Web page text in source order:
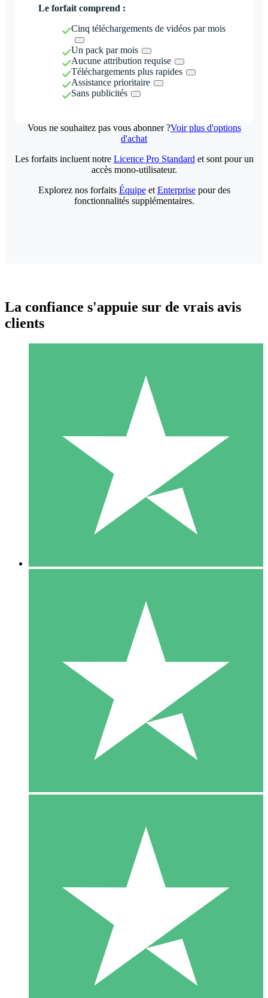
Le forfait comprend :
Cinq téléchargements de vidéos par mois
Un pack par mois
Aucune attribution requise
Téléchargements plus rapides
Assistance prioritaire
Sans publicités
Vous ne souhaitez pas vous abonner ?Voir plus d'options
d'achat
Packs de Crédits Individuels
Payez à l'utilisation avec des crédits de téléchargement. Sans
1 Téléchargement
10 00
10 Téléchargements
20 00
Les forfaits incluent notre Licence Pro Standard et sont pour un
accès mono-utilisateur.
Explorez nos forfaits Équipeet Enterprisepour des
fonctionnalités supplémentaires.
La confiance s'appuie sur de vrais avis
clients